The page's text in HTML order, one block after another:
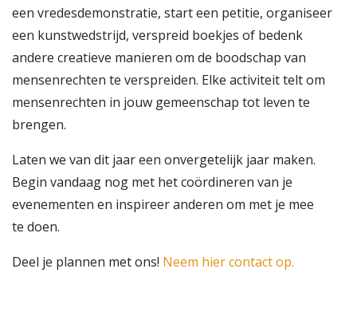
een vredesdemonstratie, start een petitie, organiseer
een kunstwedstrijd, verspreid boekjes of bedenk
andere creatieve manieren om de boodschap van
mensenrechten te verspreiden. Elke activiteit telt om
mensenrechten in jouw gemeenschap tot leven te
brengen.
Laten we van dit jaar een onvergetelijk jaar maken.
Begin vandaag nog met het coördineren van je
evenementen en inspireer anderen om met je mee
te doen.
Deel je plannen met ons! Neem hier contact op.